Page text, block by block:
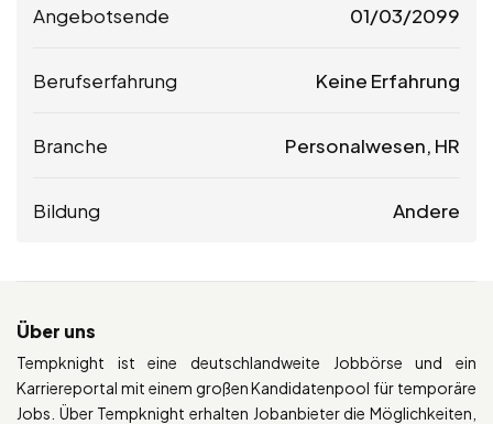
Angebotsende 01/03/2099
Berufserfahrung Keine Erfahrung
Branche Personalwesen, HR
Bildung Andere
Über uns
Tempknight ist eine deutschlandweite Jobbörse und ein
Karriereportal mit einem großen Kandidatenpool für temporäre
Jobs. Über Tempknight erhalten Jobanbieter die Möglichkeiten,